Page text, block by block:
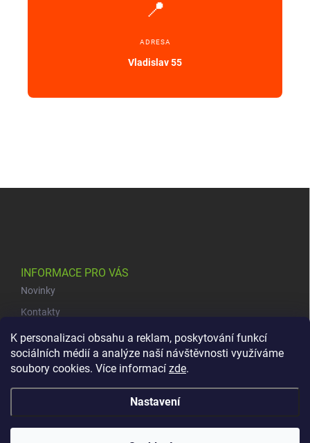
K personalizaci obsahu a reklam, poskytování funkcí
sociálních médií a analýze naší návštěvnosti využíváme
soubory cookies. Více informací zde.
Nastavení
📍
ADRESA
Vladislav 55
INFORMACE PRO VÁS
Novinky
Kontakty
Obchodní podmínky
Podmínky ochrany osobních údajů
dacars.cz. Všechna práva vyhrazena.
nastavení cookies